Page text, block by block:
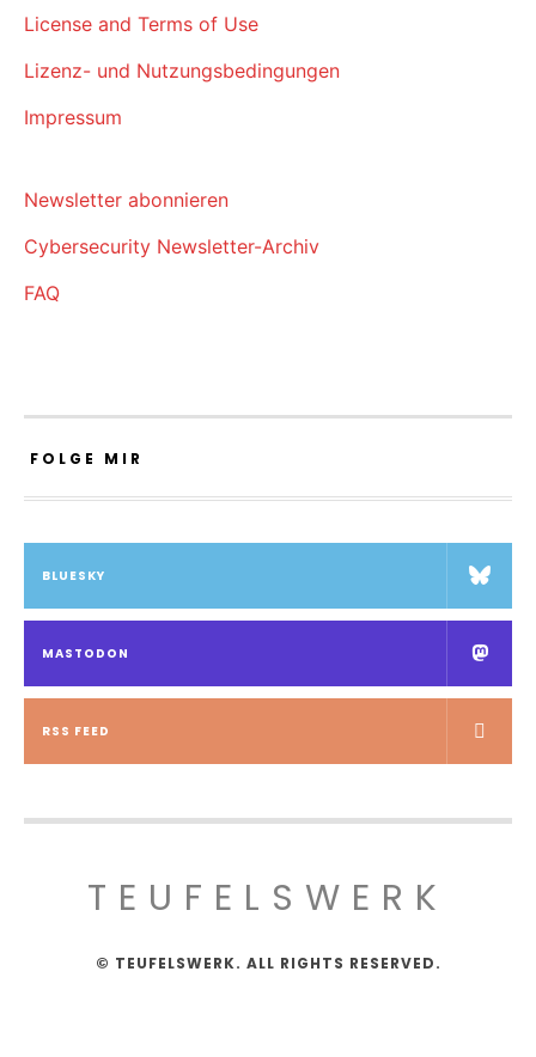
License and Terms of Use
Lizenz- und Nutzungsbedingungen
Impressum
Newsletter abonnieren
Cybersecurity Newsletter-Archiv
FAQ
FOLGE MIR
BLUESKY
MASTODON
RSS FEED
TEUFELSWERK
© TEUFELSWERK. ALL RIGHTS RESERVED.